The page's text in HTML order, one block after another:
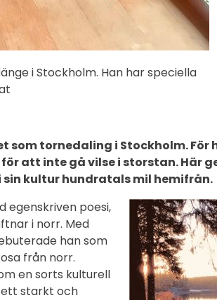
i Stockholm. Han har speciella
som tornedaling i Stockholm. För
att inte gå vilse i storstan. Här
kultur hundratals mil hemifrån.
egenskriven poesi,
i norr. Med
han som
från norr.
en sorts kulturell
starkt och